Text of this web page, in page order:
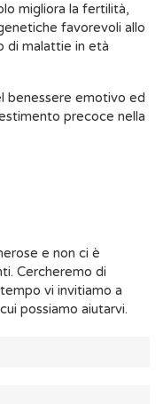
migliora la fertilità,
favorevoli allo
di malattie in età
benessere emotivo ed
precoce nella
e non ci è
Cercheremo di
vi invitiamo a
possiamo aiutarvi.